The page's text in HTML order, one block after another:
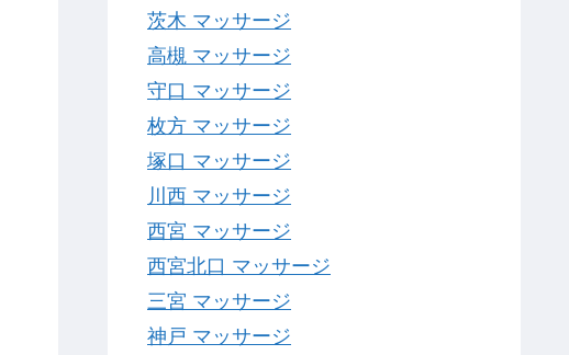
茨木 マッサージ
高槻 マッサージ
守口 マッサージ
枚方 マッサージ
塚口 マッサージ
川西 マッサージ
西宮 マッサージ
西宮北口 マッサージ
三宮 マッサージ
神戸 マッサージ